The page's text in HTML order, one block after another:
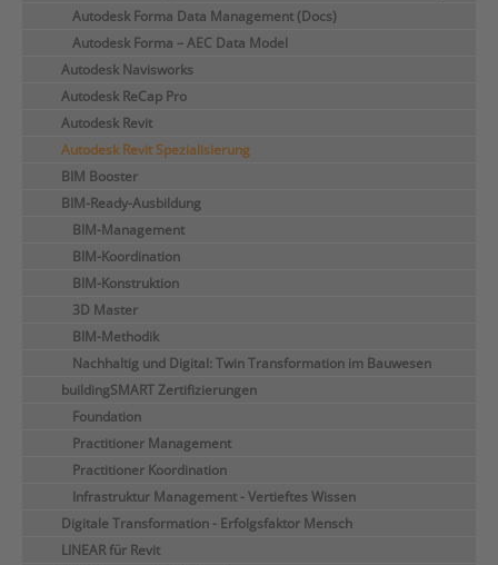
Autodesk Forma Data Management (Docs)
Autodesk Forma – AEC Data Model
Autodesk Navisworks
Autodesk ReCap Pro
Autodesk Revit
Autodesk Revit Spezialisierung
BIM Booster
BIM-Ready-Ausbildung
BIM-Management
BIM-Koordination
BIM-Konstruktion
3D Master
BIM-Methodik
Nachhaltig und Digital: Twin Transformation im Bauwesen
buildingSMART Zertifizierungen
Foundation
Practitioner Management
Practitioner Koordination
Infrastruktur Management - Vertieftes Wissen
Digitale Transformation - Erfolgsfaktor Mensch
LINEAR für Revit